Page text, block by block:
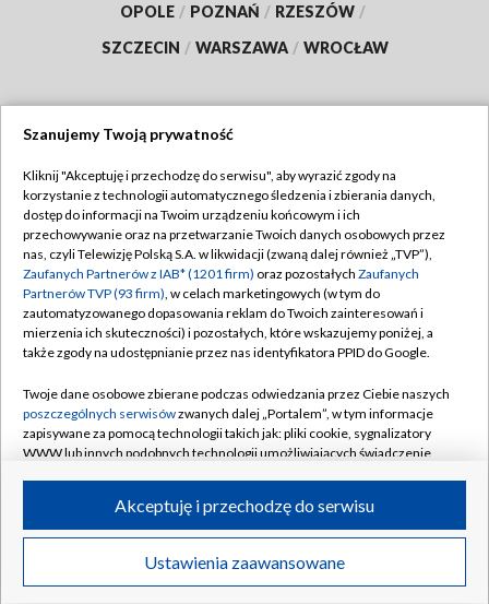
OPOLE / POZNAŃ / RZESZÓW /
SZCZECIN / WARSZAWA / WROCŁAW
TVP
Abonament TVP
Emisja w TVP
Centrum informacji TVP
Naziemna Telewizja Cyfrowa
Rada Programowa
System NOS
Informacje o nadawcy
Program dla prasy
Ogłoszenie przetargowe
Regulamin TVP
Polityka prywatności
Moje zgody
Pomoc
Kontakt
Kanały
©2026 Telewizja Polska S.A. w likwidacji
Szanujemy Twoją prywatność
Kliknij "Akceptuję i przechodzę do serwisu", aby wyrazić zgody na
korzystanie z technologii automatycznego śledzenia i zbierania danych,
dostęp do informacji na Twoim urządzeniu końcowym i ich
przechowywanie oraz na przetwarzanie Twoich danych osobowych przez
nas, czyli Telewizję Polską S.A. w likwidacji (zwaną dalej również „TVP”),
Zaufanych Partnerów z IAB* (1201 firm) oraz pozostałych Zaufanych
Partnerów TVP (93 firm), w celach marketingowych (w tym do
zautomatyzowanego dopasowania reklam do Twoich zainteresowań i
mierzenia ich skuteczności) i pozostałych, które wskazujemy poniżej, a
także zgody na udostępnianie przez nas identyfikatora PPID do Google.
Twoje dane osobowe zbierane podczas odwiedzania przez Ciebie naszych
poszczególnych serwisówzwanych dalej „Portalem”, w tym informacje
zapisywane za pomocą technologii takich jak: pliki cookie, sygnalizatory
WWW lub innych podobnych technologii umożliwiających świadczenie
ruchu w Internecie.
Twoje dane osobowe zbierane podczas odwiedzania przez Ciebie
poszczególnych serwisówna Portalu, takie jak adresy IP, identyfikatory
Ustawienia zaawansowane
Akceptuję i przechodzę do serwisu